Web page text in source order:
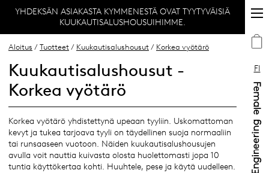
FI
YHDEKSÄN ASIAKASTA KYMMENESTÄ OVAT TYYTYVÄISIÄ
KUUKAUTISALUSHOUSUIHIMME.
Aloitus / Tuotteet / Kuukautisalushousut / Korkea vyötärö
Kuukautisalushousut -
Korkea vyötärö
Korkea vyötärö yhdistettynä upeaan tyyliin. Uskomattoman
kevyt ja tukea tarjoava tyyli on täydellinen suoja normaaliin
tai runsaaseen vuotoon. Näiden kuukautisalushousujen
avulla voit nauttia kuivasta olosta huolettomasti jopa 10
tuntia käyttökertaa kohti. Huuhtele, pese ja käytä uudelleen.